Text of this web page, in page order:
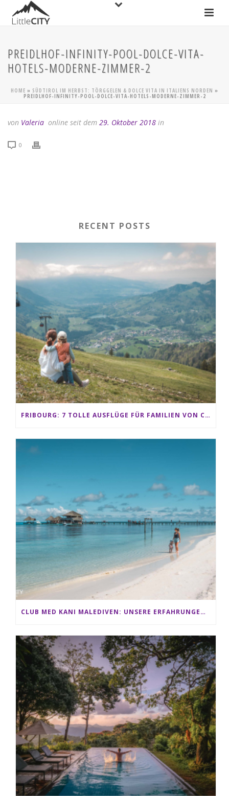
PREIDLHOF-INFINITY-POOL-DOLCE-VITA-
HOTELS-MODERNE-ZIMMER-2
HOME » SÜDTIROL IM HERBST: TÖRGGELEN & DOLCE VITA IN ITALIENS NORDEN »
PREIDLHOF-INFINITY-POOL-DOLCE-VITA-HOTELS-MODERNE-ZIMMER-2
von Valeria online seit dem 29. Oktober 2018 in
0
RECENT POSTS
FRIBOURG: 7 TOLLE AUSFLÜGE FÜR FAMILIEN VON CHARMEY BIS LES PACCOTS
CLUB MED KANI MALEDIVEN: UNSERE ERFAHRUNGEN IM ALL-INCLUSIVE PARADIES